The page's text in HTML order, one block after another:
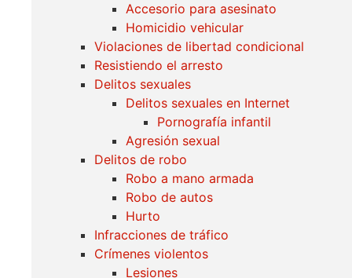
Accesorio para asesinato
Homicidio vehicular
Violaciones de libertad condicional
Resistiendo el arresto
Delitos sexuales
Delitos sexuales en Internet
Pornografía infantil
Agresión sexual
Delitos de robo
Robo a mano armada
Robo de autos
Hurto
Infracciones de tráfico
Crímenes violentos
Lesiones